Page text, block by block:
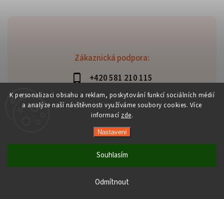
K personalizaci obsahu a reklam, poskytování funkcí sociálních médií
a analýze naší návštěvnosti využíváme soubory cookies. Více
informací zde.
Nastavení
Odmítnout
Souhlasím
Zákaznická podpora:
+420 581 210 115
info@davaztechnik.cz
Copyright 2026Daniš Davaztechnik. Všechna práva